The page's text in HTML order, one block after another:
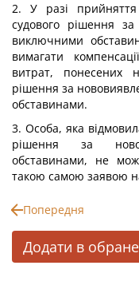
2. У разі
судового рішення
виключними
вимагати
витрат, понесених
рішення за
обставинами.
3. Особа, яка
рішення за
обставинами, не
такою самою заявою
Попередня
Додати в обране